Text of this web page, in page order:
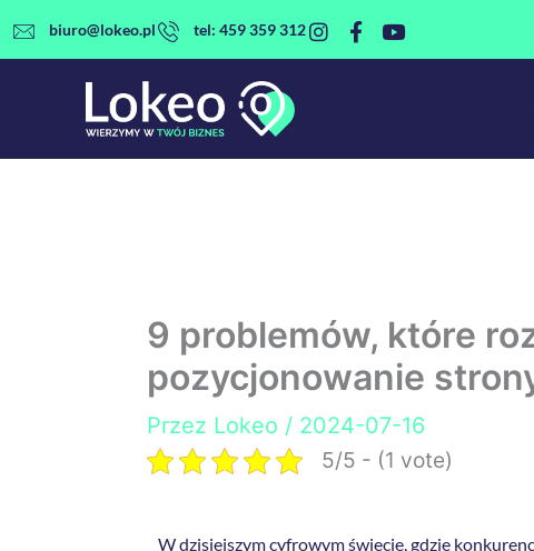
do
biuro@lokeo.pl tel: 459 359 312
9 problemów, które
pozycjonowanie
Przez Lokeo / 2024-07-16
5/5 - (1 vote)
W dzisiejszym cyfrowym świecie, gdzie